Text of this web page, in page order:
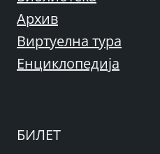
Архив
Виртуелна тура
Енциклопедија
БИЛЕТ